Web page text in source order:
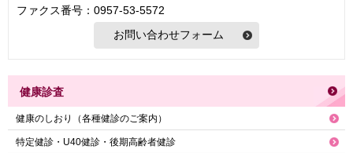
ファクス番号：0957-53-5572
健康診査
健康のしおり（各種健診のご案内）
特定健診・U40健診・後期高齢者健診